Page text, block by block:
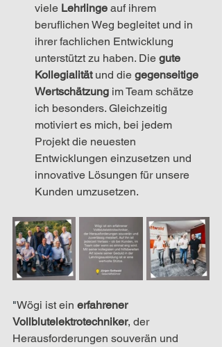
viele Lehrlinge auf ihrem
beruflichen Weg begleitet und in
ihrer fachlichen Entwicklung
unterstützt zu haben. Die gute
Kollegialität und die gegenseitige
Wertschätzung im Team schätze
ich besonders. Gleichzeitig
motiviert es mich, bei jedem
Projekt die neuesten
Entwicklungen einzusetzen und
innovative Lösungen für unsere
Kunden umzusetzen.
"Wögi ist ein erfahrener
Vollblutelektrotechniker, der
Herausforderungen souverän und